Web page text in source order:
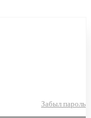
Забыл пароль